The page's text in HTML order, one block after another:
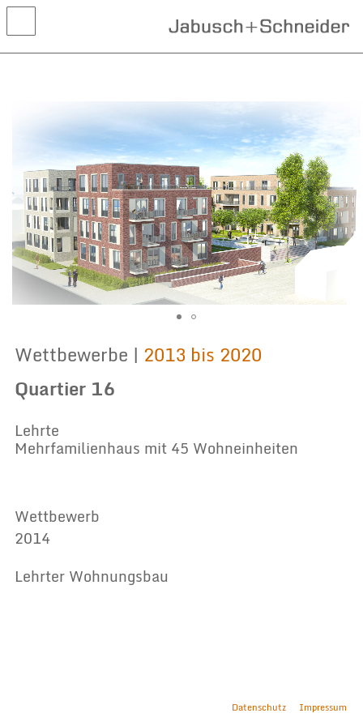
Wettbewerbe | 2013 bis 2020
Quartier 16
Lehrte
Mehrfamilienhaus mit 45 Wohneinheiten
Wettbewerb
2014
Lehrter Wohnungsbau
Wettbewerbe
Leistungen
Kontakt
Datenschutz Impressum